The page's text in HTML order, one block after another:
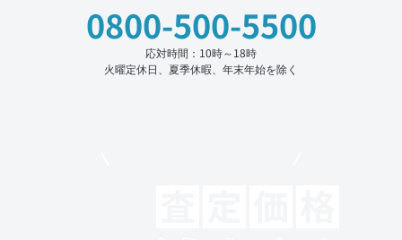
0800-500-5500
応対時間：10時～18時
火曜定休日、夏季休暇、年末年始を除く